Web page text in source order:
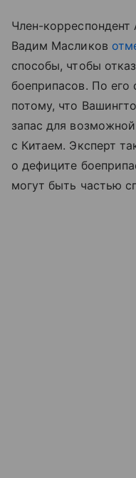
Член-
Вадим Масликов
способы, чтобы
боеприпасов. По его
потому, что
запас для
с Китаем. Эксперт
о дефиците
могут быть частью